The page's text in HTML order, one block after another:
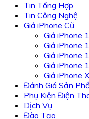
Tin Tổng Hợp
Tin Công Nghệ
Giá iPhone Cũ
Giá iPhone
Giá iPhone
Giá iPhone
Giá iPhone
Giá iPhone
Đánh Giá Sản
Phụ Kiện Điện
Dịch Vụ
Đào Tạo